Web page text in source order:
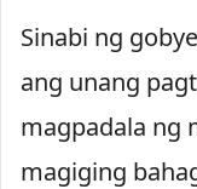
Sinabi ng
ang unang
magpadala ng
magiging